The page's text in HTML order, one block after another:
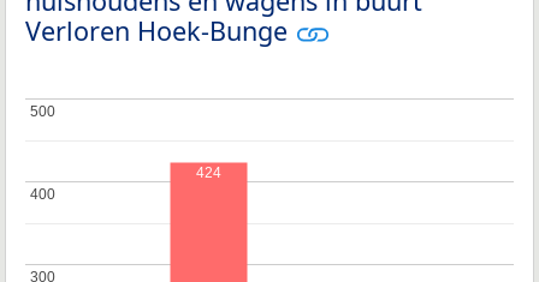
Verloren Hoek-Bunge
300
300
400
400
500
500
424